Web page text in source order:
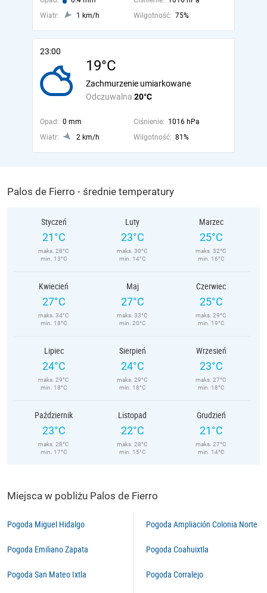
Wiatr:
1 km/h Wilgotność: 75%
23:00
19°C
Odczuwalna 20°C
Zachmurzenie umiarkowane
Opad: 0 mm Ciśnienie: 1016 hPa
Wiatr:
2 km/h Wilgotność: 81%
Palos de Fierro - średnie temperatury
Styczeń
21°C
maks. 28°C
min. 13°C
Luty
23°C
maks. 30°C
min. 14°C
Marzec
25°C
maks. 32°C
min. 16°C
Kwiecień
27°C
maks. 34°C
min. 18°C
Maj
27°C
maks. 33°C
min. 20°C
Czerwiec
25°C
maks. 29°C
min. 19°C
Lipiec
24°C
maks. 29°C
min. 18°C
Sierpień
24°C
maks. 29°C
min. 18°C
Wrzesień
23°C
maks. 27°C
min. 18°C
Październik
23°C
maks. 28°C
min. 17°C
Listopad
22°C
maks. 28°C
min. 15°C
Grudzień
21°C
maks. 27°C
min. 14°C
Miejsca w pobliżu Palos de Fierro
Pogoda Miguel Hidalgo
Pogoda Emiliano Zapata
Pogoda San Mateo Ixtla
Pogoda Ampliación Colonia Norte
Pogoda Coahuixtla
Pogoda Corralejo